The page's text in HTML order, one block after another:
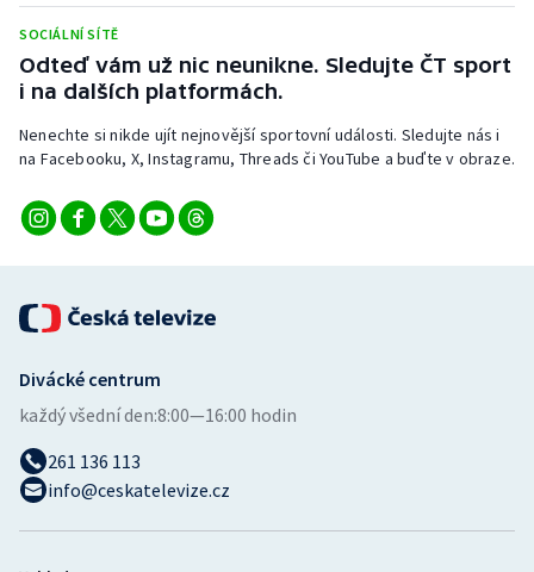
SOCIÁLNÍ SÍTĚ
Odteď vám už nic neunikne. Sledujte ČT sport
i na dalších platformách.
Nenechte si nikde ujít nejnovější sportovní události. Sledujte nás i
na Facebooku, X, Instagramu, Threads či YouTube a buďte v obraze.
Divácké centrum
každý všední den:8:00—16:00 hodin
261 136 113
info@ceskatelevize.cz